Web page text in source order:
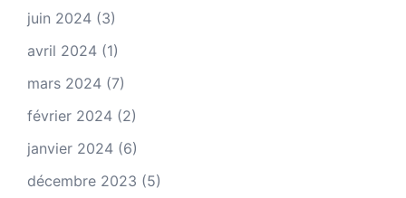
juin 2024 (3)
avril 2024 (1)
mars 2024 (7)
février 2024 (2)
janvier 2024 (6)
décembre 2023 (5)